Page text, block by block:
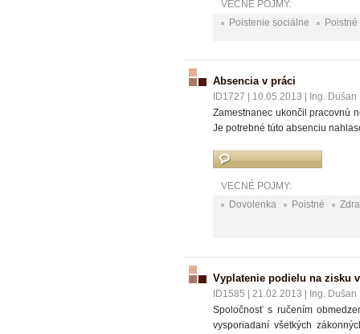
VECNÉ POJMY:
Poistenie sociálne
Poistné
Absencia v práci
ID1727 10.05.2013
Ing.
Zamestnanec ukončil pracovnú
Je potrebné túto absenciu
VECNÉ POJMY:
Dovolenka
Poistné
Vyplatenie podielu na zisku
ID1585 21.02.2013
Ing.
Spoločnosť s ručením
vysporiadaní všetkých